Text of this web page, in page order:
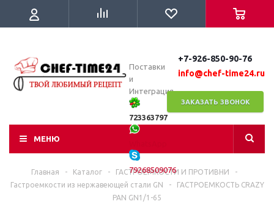
Поставки
и
Интеграция
723363797
79268509076
+7-926-850-90-76
info@chef-time24.ru
ЗАКАЗАТЬ ЗВОНОК
МЕНЮ
Главная - Каталог - ГАСТРОЕМКОСТИ И ПРОТИВНИ
-
Гастроемкости из нержавеющей стали GN
-
ГАСТРОЕМКОСТЬ CRAZY
PAN GN1/1-65